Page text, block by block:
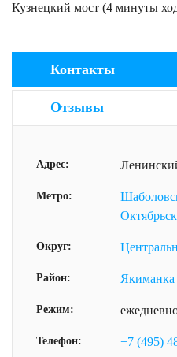
Кузнецкий мост (4 минуты
Контакты
Отзывы
Адрес:
Метро:
Округ:
Район: Якиманка
Режим:
Телефон: +7 (495)